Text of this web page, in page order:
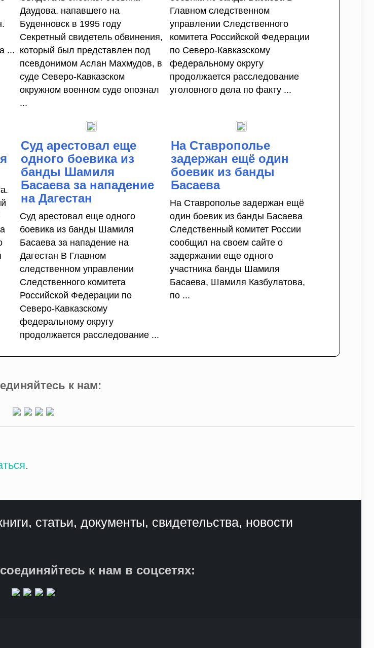
...
Даудова, напавшего на
Буденновск в 1995 году
Секретный свидетель обвинения,
который был представлен под
псевдонимом Аслан Махмудов, в
суде Северо-Кавказском
окружном военном суде опознал
...
Главном следственном
управлении Следственного
комитета Российской Федерации
по Северо-Кавказскому
федеральному округу
продолжается расследование
уголовного дела по факту ...
Суд арестовал еще
одного боевика из
банды Шамиля
Басаева за нападение
на Дагестан
Суд арестовал еще одного
боевика из банды Шамиля
Басаева за нападение на
Дагестан В Главном
следственном управлении
Следственного комитета
Российской Федерации по
Северо-Кавказскому
федеральному округу
продолжается расследование ...
На Ставрополье
задержан ещё один
боевик из банды
Басаева
На Ставрополье задержан ещё
один боевик из банды Басаева
Следственный комитет России
сообщил на своем сайте о
задержании еще одного
участника банды Шамиля
Басаева, Шамиля Казбулатова,
по ...
к нам:
.
статьи, документы, свидетельства, новости
к нам в соцсетях: